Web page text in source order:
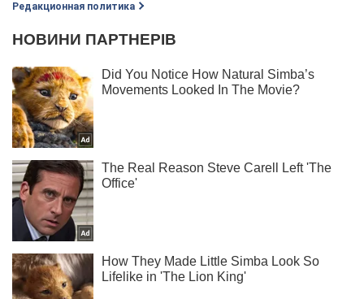
Редакционная политика